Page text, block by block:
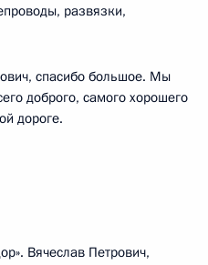
развязки,
спасибо большое. Мы
доброго, самого хорошего
дороге.
Вячеслав Петрович,